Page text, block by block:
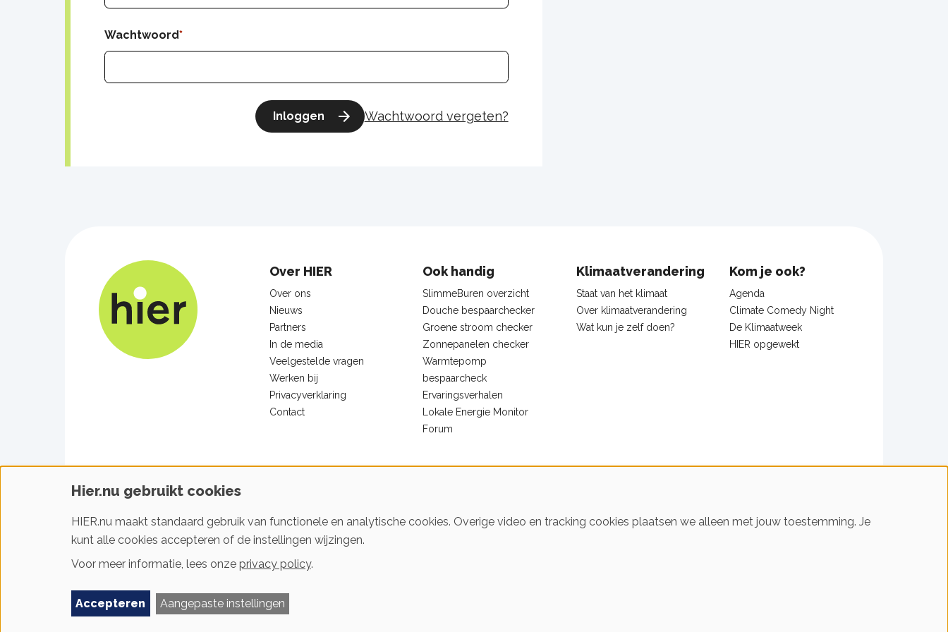
Wachtwoord
Inloggen Wachtwoord vergeten?
Footer
navigatie
Over HIER
Over ons
Nieuws
Partners
In de media
Veelgestelde vragen
Werken bij
Privacyverklaring
Contact
Ook handig
SlimmeBuren overzicht
Douche bespaarchecker
Groene stroom checker
Zonnepanelen checker
Warmtepomp
bespaarcheck
Ervaringsverhalen
Lokale Energie Monitor
Forum
Klimaatverandering
Staat van het klimaat
Over klimaatverandering
Wat kun je zelf doen?
Kom je ook?
Agenda
Climate Comedy Night
De Klimaatweek
HIER opgewekt
Footer
sitelinks
Gebruiksvoorwaarden & privacy Cookievoorkeuren
Hier.nu gebruikt cookies
HIER.nu maakt standaard gebruik van functionele en analytische cookies. Overige video en tracking cookies plaatsen we alleen met jouw toestemming. Je
kunt alle cookies accepteren of de instellingen wijzingen.
Voor meer informatie, lees onze privacy policy.
Aangepaste instellingen
Accepteren